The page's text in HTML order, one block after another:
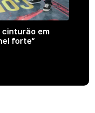
em
forte”